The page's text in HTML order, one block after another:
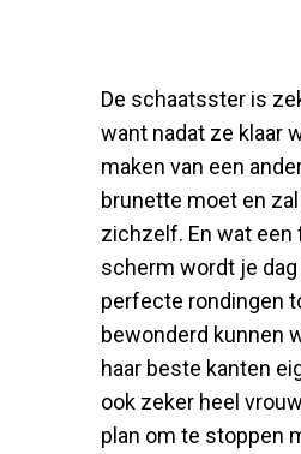
De schaatsster is
want nadat ze klaar
maken van een
brunette moet en
zichzelf. En wat
scherm wordt je
perfecte rondingen
bewonderd kunnen
haar beste kanten
ook zeker heel
plan om te stoppen